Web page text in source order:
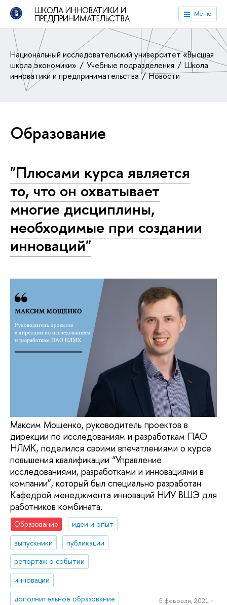
ШКОЛА ИННОВАТИКИ И
ПРЕДПРИНИМАТЕЛЬСТВА Меню
Национальный исследовательский университет «Высшая
школа экономики»
Учебные подразделения
Школа
инноватики и предпринимательства
Новости
Образование
"Плюсами курса является
то, что он охватывает
многие дисциплины,
необходимые при создании
инноваций"
Максим Мощенко, руководитель проектов в
дирекции по исследованиям и разработкам ПАО
НЛМК, поделился своими впечатлениями о курсе
повышения квалификации “Управление
исследованиями, разработками и инновациями в
компании”, который был специально разработан
Кафедрой менеджмента инноваций НИУ ВШЭ для
работников комбината.
Образование
идеи и опыт
выпускники
публикации
репортаж о событии
инновации
дополнительное образование
5 февраля, 2021 г.